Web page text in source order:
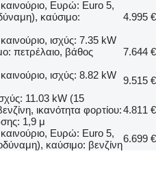
Ευρώ: Euro 5,
καύσιμο:
4.995 €
ισχύς: 7.35 kW
πετρέλαιο, βάθος
7.644 €
ισχύς: 8.82 kW 9.515 €
11.03 kW (15
ικανότητα φορτίου:
1,9 μ
4.811 €
Ευρώ: Euro 5,
καύσιμο: βενζίνη
6.699 €